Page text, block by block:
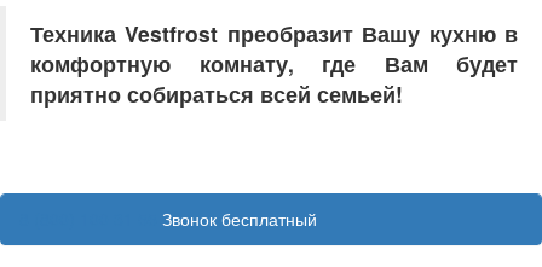
Техника Vestfrost преобразит Вашу кухню в
комфортную комнату, где Вам будет
приятно собираться всей семьей!
Звонок бесплатный